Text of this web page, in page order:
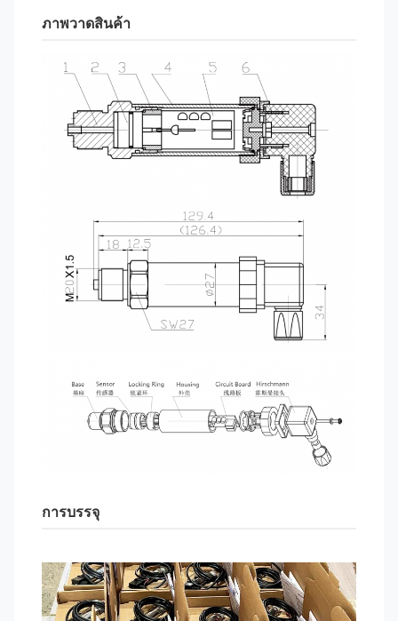
ภาพวาดสินค้า
การบรรจุ